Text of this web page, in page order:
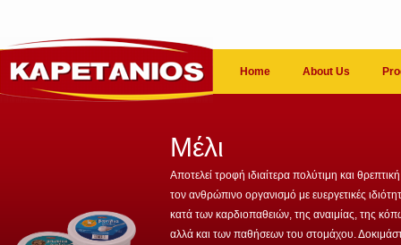
Home About Us
Μέλι
Αποτελεί τροφή ιδιαίτερα πολύτιμη και θρεπτική
τον ανθρώπινο οργανισμό με ευεργετικές
κατά των καρδιοπαθειών, της αναιμίας, της
αλλά και των παθήσεων του στομάχου.